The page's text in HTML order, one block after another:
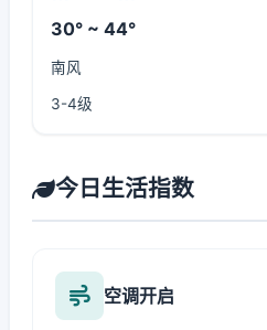
30° ~ 44°
南风
3-4级
今日生活指数
空调开启